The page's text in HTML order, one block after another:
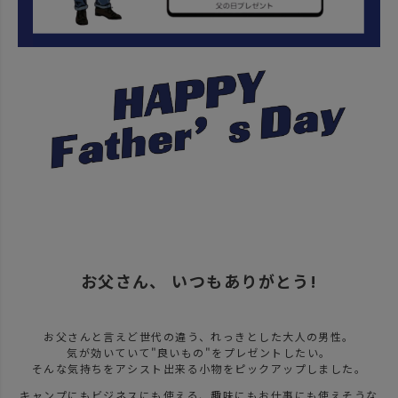
お父さん、 いつもありがとう!
お父さんと言えど世代の違う、れっきとした大人の男性。
気が効いていて"良いもの"をプレゼントしたい。
そんな気持ちをアシスト出来る小物をピックアップしました。